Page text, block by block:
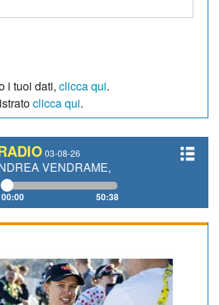
i tuoi dati, clicca qui.
clicca qui.
03-08-26
FILIPPO FIORELLI
00:00 50:38